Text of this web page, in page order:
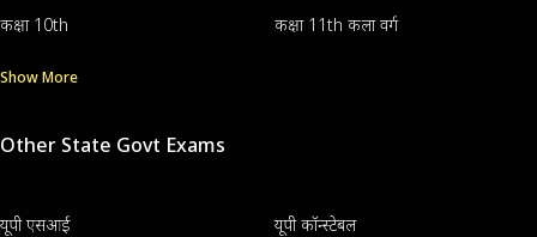
कक्षा 10th कक्षा 11th कला वर्ग
Show More
Other State Govt Exams
यूपी एसआई यूपी कॉन्स्टेबल